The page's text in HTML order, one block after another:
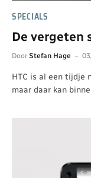
SPECIALS
De vergeten
Door Stefan Hage
HTC is al een tijdje
maar daar kan